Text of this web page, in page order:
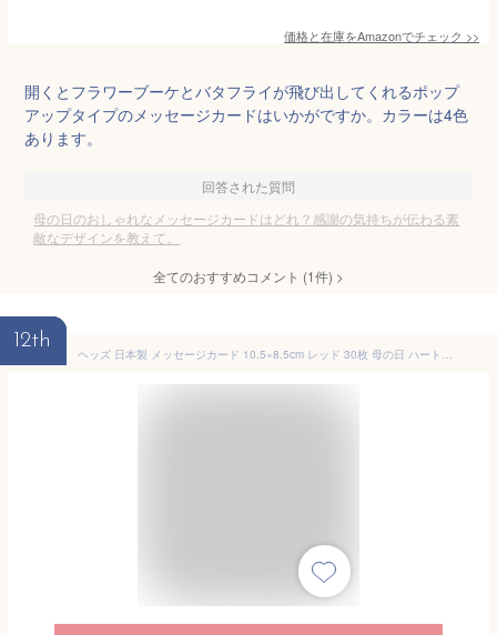
価格と在庫をAmazonでチェック >>
開くとフラワーブーケとバタフライが飛び出してくれるポップ
アップタイプのメッセージカードはいかがですか。カラーは4色
あります。
回答された質問
母の日のおしゃれなメッセージカードはどれ？感謝の気持ちが伝わる素
敵なデザインを教えて。
全てのおすすめコメント (1件) >
12th
ヘッズ 日本製 メッセージカード 10.5×8.5cm レッド 30枚 母の日 ハート カーネーション HEADS MA-C10